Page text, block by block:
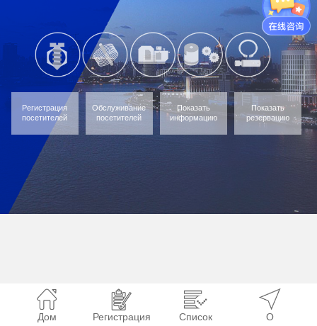
Регистрация
посетителей
Обслуживание
посетителей
Показать
информацию
Показать
резервацию
Дом Регистрация
Список
О